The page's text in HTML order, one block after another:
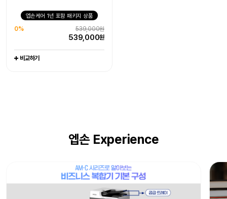
엡손케어 1년 포함 패키지 상품
539,000원
0%
539,000원
비교하기
엡손케어 1년 포함 패키지 상품
405,000원
비교하기
엡손 Experience